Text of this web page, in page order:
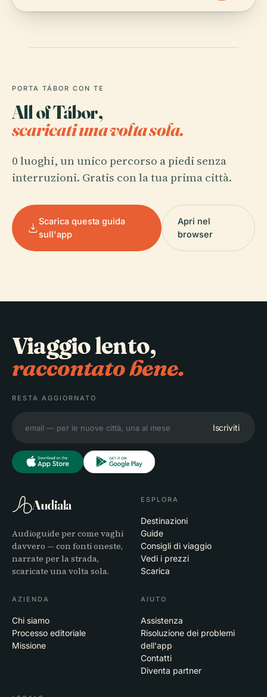
PORTA TÁBOR CON TE
All of Tábor,
scaricati una volta sola.
0 luoghi, un unico percorso a piedi senza
interruzioni. Gratis con la tua prima città.
Scarica questa guida
sull'app
Apri nel
browser
Viaggio lento,
raccontato bene.
RESTA AGGIORNATO
Iscriviti
Audiala
Audioguide per come vaghi
davvero — con fonti oneste,
narrate per la strada,
scaricate una volta sola.
ESPLORA
Destinazioni
Guide
Consigli di viaggio
Vedi i prezzi
Scarica
AZIENDA
Chi siamo
Processo editoriale
Missione
AIUTO
Assistenza
Risoluzione dei problemi
dell'app
Contatti
Diventa partner